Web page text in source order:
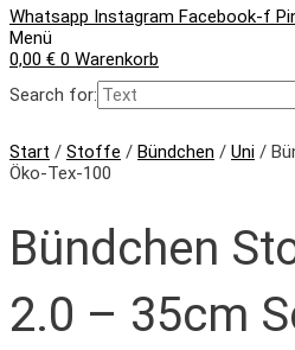
Whatsapp Instagram Facebook-f
Menü
0,00 € 0 Warenkorb
Search for:
NEU
Start / Stoffe / Bündchen / Uni /
Öko-Tex-100
Bündchen
2.0 – 35cm